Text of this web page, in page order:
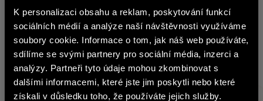
K personalizaci obsahu a reklam, poskytování funkcí
sociálních médií a analýze naší návštěvnosti využíváme
soubory cookie. Informace o tom, jak náš web používáte,
sdílíme se svými partnery pro sociální média, inzerci a
analýzy. Partneři tyto údaje mohou zkombinovat s
dalšími informacemi, které jste jim poskytli nebo které
získali v důsledku toho, že používáte jejich služby.
2024 POZDNÍ SBĚR
VINAŘSTVÍ PAVLOV – RULANDSKÉ
MODRÉ 2022 POZDNÍ SBĚR
5385922
VINAŘSTVÍ PAVLOV – TRAMÍN
ČERVENÝ 2024 POZDNÍ SBĚR
5331924
VINAŘSTVÍ PAVLOV – CHARDONNAY
Obsah stránek BOHEMIA SEKT není
vhodný pro osoby mladší 18 let.